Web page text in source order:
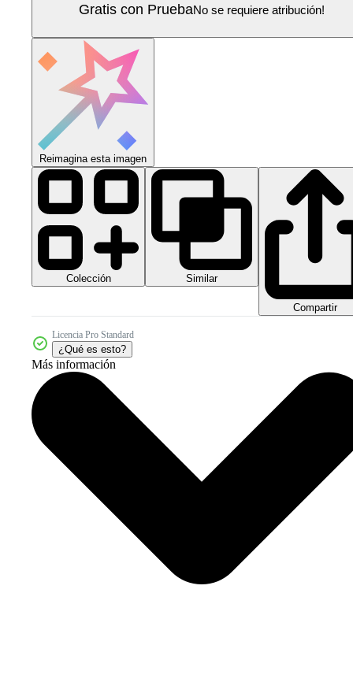
Gratis con PruebaNo se requiere atribución!
Reimagina esta imagen
Colección Similar
Compartir
Licencia Pro Standard
¿Qué es esto?
Más información